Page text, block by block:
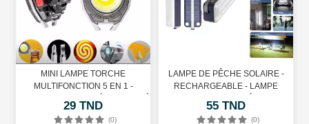
MINI LAMPE TORCHE
MULTIFONCTION 5 EN 1 -
L'EAU
29 TND
(0)
LAMPE DE PÊCHE SOLAIRE -
RECHARGEABLE - LAMPE
MODES - 100 W
55 TND
(0)